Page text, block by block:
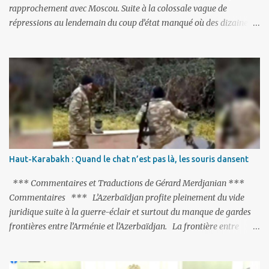
rapprochement avec Moscou. Suite à la colossale vague de
répressions au lendemain du coup d’état manqué où des dizaines
fermés, ses relations avec les Occidentaux se sont notablement
refroidies ; Moscou s’était abstenu de critiquer Ankara sur cette
purge massive. Avec en perspective, une épée de Damoclès
suspendue au-dessus de la tête - la fin des négociations d’adhésion
à l’UE si la peine de mort est rétablie ; Et des menaces non voilées
envers les Etats-Unis : «Si Gülen n'est pas extradé, les États-Unis
sacrifieront les relations bilatérales à cause de ce terroriste» , a
prévenu le ministre turc de la Justice, Bekir Bozdag.
Haut-Karabakh : Quand le chat n’est pas là, les souris dansent
*** Commentaires et Traductions de Gérard Merdjanian ***
Commentaires *** L’Azerbaïdjan profite pleinement du vide
juridique suite à la guerre-éclair et surtout du manque de gardes
frontières entre l’Arménie et l’Azerbaïdjan. La frontière entre